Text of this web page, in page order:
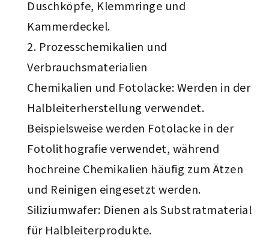
Duschköpfe, Klemmringe und
Kammerdeckel.
Prozesschemikalien und
Verbrauchsmaterialien
Chemikalien und Fotolacke: Werden in der
Halbleiterherstellung verwendet.
Beispielsweise werden Fotolacke in der
Fotolithografie verwendet, während
hochreine Chemikalien häufig zum Ätzen
und Reinigen eingesetzt werden.
Siliziumwafer: Dienen als Substratmaterial
für Halbleiterprodukte.